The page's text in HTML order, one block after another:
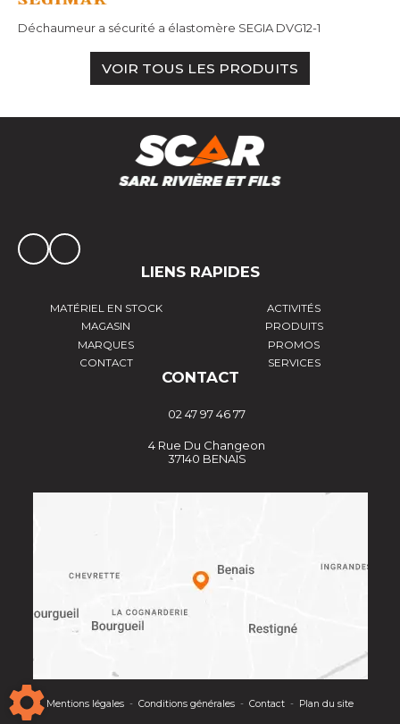
Déchaumeur a sécurité a élastomère SEGIA DVG12-1
VOIR TOUS LES PRODUITS
LIENS RAPIDES
MATÉRIEL EN STOCK
ACTIVITÉS
MAGASIN
PRODUITS
MARQUES
PROMOS
CONTACT
SERVICES
CONTACT
02 47 97 46 77
4 Rue Du Changeon
37140 BENAIS
Mentions légales - Conditions générales - Contact - Plan du site